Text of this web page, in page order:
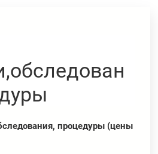
процедуры (цены